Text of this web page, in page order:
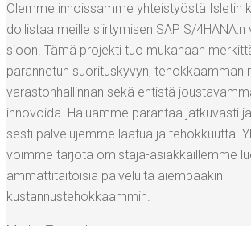
Olem­me innois­sam­me yhteis­työs­tä Isle­tin
dol­lis­taa meil­le siir­ty­mi­sen SAP S/
sioon. Tämä pro­jek­ti tuo muka­naan
paran­ne­tun suo­ri­tus­ky­vyn, tehok­kaam­man
varas­ton­hal­lin­nan sekä entis­tä
inno­voi­da. Haluam­me paran­taa jat­ku­vas­ti
ses­ti pal­ve­lu­jem­me laa­tua ja tehok­kuut­ta.
voim­me tar­jo­ta omis­ta­ja-asiak­kail­lem­me
ammat­ti­tai­toi­sia pal­ve­lui­ta aiem­paa­kin
kustannustehokkaammin.